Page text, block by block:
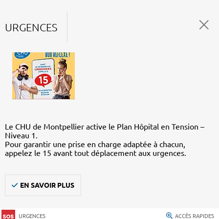
URGENCES
Le CHU de Montpellier active le Plan Hôpital en Tension –
Niveau 1.
Pour garantir une prise en charge adaptée à chacun,
appelez le 15 avant tout déplacement aux urgences.
EN SAVOIR PLUS
URGENCES ACCÈS RAPIDES